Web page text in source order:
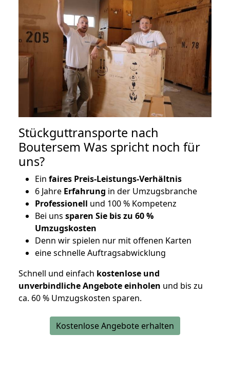
Stückguttransporte nach
Boutersem Was spricht noch für
uns?
Ein faires Preis-Leistungs-Verhältnis
6 Jahre Erfahrung in der Umzugsbranche
Professionell und 100 % Kompetenz
Bei uns sparen Sie bis zu 60 %
Umzugskosten
Denn wir spielen nur mit offenen Karten
eine schnelle Auftragsabwicklung
Schnell und einfach kostenlose und
unverbindliche Angebote einholen und bis zu
ca. 60 % Umzugskosten sparen.
Kostenlose Angebote erhalten